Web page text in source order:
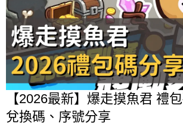
【2026最新】爆走摸魚君 禮
兌換碼、序號分享